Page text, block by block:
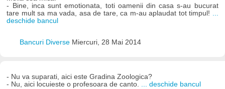
- Bine, inca sunt emotionata, toti oamenii din casa s-au bucurat
tare mult sa ma vada, asa de tare, ca m-au aplaudat tot timpul! ...
deschide bancul
Bancuri Diverse Miercuri, 28 Mai 2014
- Nu va suparati, aici este Gradina Zoologica?
- Nu, aici locuieste o profesoara de canto. ... deschide bancul